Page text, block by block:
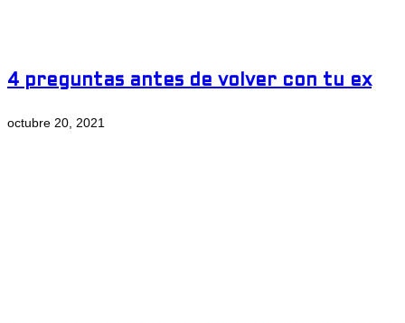
4 preguntas antes de volver con tu ex
octubre 20, 2021